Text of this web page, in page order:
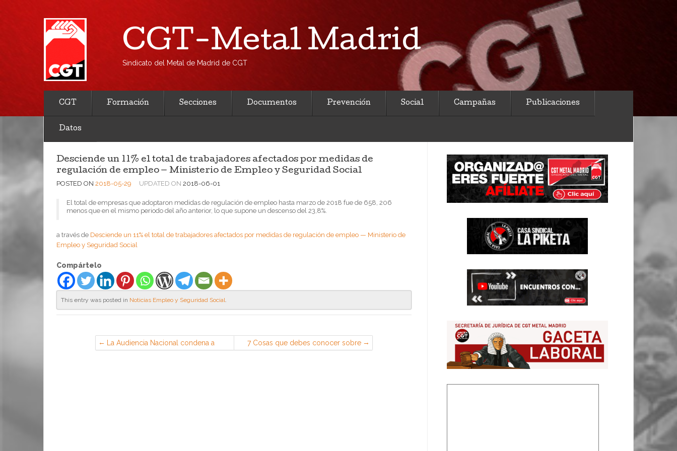
CGT-Metal Madrid
Sindicato del Metal de Madrid de CGT
CGT Formación Secciones Documentos Prevención Social Campañas Publicaciones
Datos
Desciende un 11% el total de trabajadores afectados por medidas de
regulación de empleo — Ministerio de Empleo y Seguridad Social
POSTED ON 2018-05-29 UPDATED ON 2018-06-01
El total de empresas que adoptaron medidas de regulación de empleo hasta marzo de 2018 fue de 658, 206
menos que en el mismo periodo del año anterior, lo que supone un descenso del 23,8%.
a través de Desciende un 11% el total de trabajadores afectados por medidas de regulación de empleo — Ministerio de
Empleo y Seguridad Social
Compártelo
This entry was posted in Noticias Empleo y Seguridad Social.
La Audiencia Nacional condena a
penas de hasta 51 años de prisión a
7 Cosas que debes conocer sobre
el Sistema Cret@ o Sistema de